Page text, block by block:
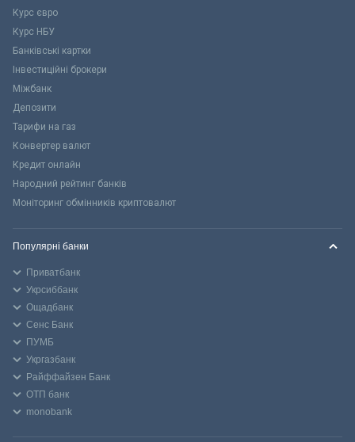
Курс євро
Курс НБУ
Банківські картки
Інвестиційні брокери
Міжбанк
Депозити
Тарифи на газ
Конвертер валют
Кредит онлайн
Народний рейтинг банків
Моніторинг обмінників криптовалют
Популярні банки
Приватбанк
Укрсиббанк
Ощадбанк
Сенс Банк
ПУМБ
Укргазбанк
Райффайзен Банк
ОТП банк
monobank